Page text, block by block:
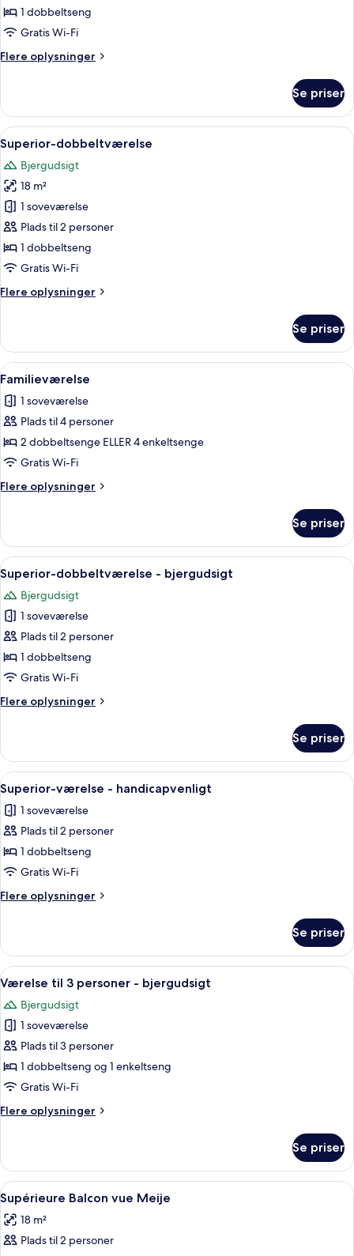
1 dobbeltseng
Gratis Wi-Fi
Flere oplysninger
Flere
dobbeltværelse
Se priser
Indlæs
alle
billeder
af
Superior-
dobbeltværelse
Et hotelværelse med en seng, et
8
Superior-dobbeltværelse
Bjergudsigt
18 m²
1 soveværelse
Plads til 2 personer
1 dobbeltseng
Gratis Wi-Fi
Flere oplysninger
Flere
dobbeltværelse
Se priser
Indlæs
alle
billeder
af
Familieværelse
Et soveværelse med to senge, et
1
Familieværelse
1 soveværelse
Plads til 4 personer
2 dobbeltsenge ELLER 4 enkeltsenge
Gratis Wi-Fi
Flere oplysninger
Flere
Se priser
Indlæs
alle
billeder
af
Superior-
dobbeltværelse
-
Et hotelværelse med en seng, et
1
Superior-dobbeltværelse - bjergudsigt
Bjergudsigt
1 soveværelse
Plads til 2 personer
1 dobbeltseng
Gratis Wi-Fi
Flere oplysninger
Flere
dobbeltværelse
bjergudsigt
Se priser
Indlæs
alle
billeder
af
Superior-
værelse
-
handicapvenligt
Et hotelværelse med en seng, et
1
Superior-værelse - handicapvenligt
1 soveværelse
Plads til 2 personer
1 dobbeltseng
Gratis Wi-Fi
Flere oplysninger
Flere
værelse
handicapvenligt
Se priser
Indlæs
alle
billeder
af
Værelse
til
3
-
Værelse til 3 personer - bjergudsigt
1
Værelse til 3 personer - bjergudsigt
Bjergudsigt
1 soveværelse
Plads til 3 personer
1 dobbeltseng og 1 enkeltseng
Gratis Wi-Fi
Flere oplysninger
Flere
til
personer
bjergudsigt
Se priser
Indlæs
alle
billeder
af
Et hotelværelse med seng,
5
Supérieure Balcon vue Meije
18 m²
Plads til 2 personer